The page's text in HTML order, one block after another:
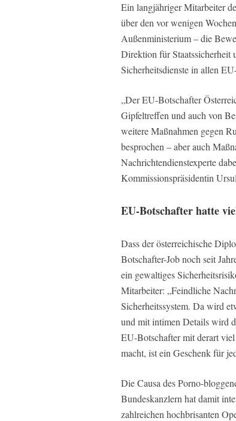
Ein langjähriger Mitarbeiter
über den vor wenigen
Außenministerium – die
Direktion für Staatssicherheit
Sicherheitsdienste in allen
„Der EU-Botschafter
Gipfeltreffen und auch von
weitere Maßnahmen gegen
besprochen – aber auch
Nachrichtendienstexperte
Kommissionspräsidentin
EU-Botschafter hatte
Dass der österreichische
Botschafter-Job noch seit
ein gewaltiges
Mitarbeiter: „Feindliche
Sicherheitssystem. Da wird
und mit intimen Details wird
EU-Botschafter mit derart
macht, ist ein Geschenk für
Die Causa des Porno-
Bundeskanzlern hat damit
zahlreichen hochbrisanten